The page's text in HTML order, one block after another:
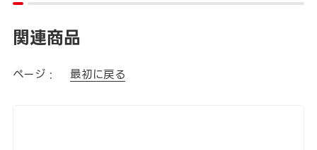
関連商品
ページ : 最初に戻る